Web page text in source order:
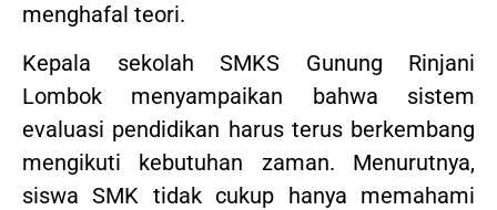
menghafal teori.
Kepala sekolah SMKS Gunung Rinjani
Lombok menyampaikan bahwa sistem
evaluasi pendidikan harus terus berkembang
mengikuti kebutuhan zaman. Menurutnya,
siswa SMK tidak cukup hanya memahami